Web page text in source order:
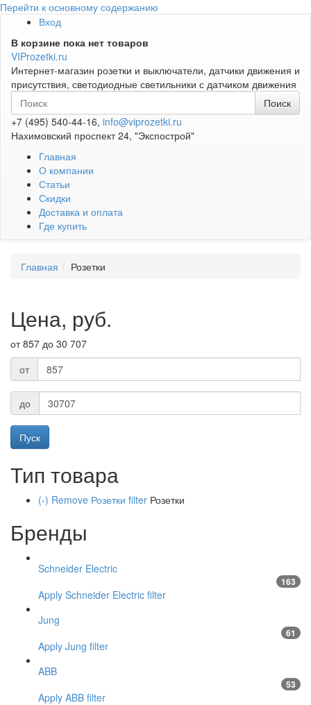
Перейти к основному содержанию
Вход
В корзине пока нет товаров
VIProzetki.ru
Интернет-магазин розетки и выключатели, датчики движения и
присутствия, светодиодные светильники с датчиком движения
+7 (495) 540-44-16, info@viprozetki.ru
Нахимовский проспект 24, "Экспострой"
Главная
О компании
Статьи
Скидки
Доставка и оплата
Где купить
Главная Розетки
Цена, руб.
от 857 до 30 707
от
до
Тип товара
(-) Remove Розетки filter Розетки
Бренды
Schneider Electric
163
Apply Schneider Electric filter
Jung
61
Apply Jung filter
ABB
53
Apply ABB filter